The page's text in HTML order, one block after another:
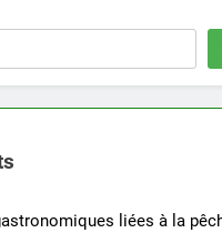
liées à la